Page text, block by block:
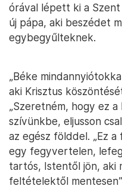
órával lépett ki a
új pápa, aki beszédet
egybegyűlteknek.
„Béke
aki Krisztus
„Szeretném, hogy ez
szívünkbe, eljusson
az egész földdel. „Ez
egy fegyvertelen,
tartós, Istentől jön, aki
feltételektől